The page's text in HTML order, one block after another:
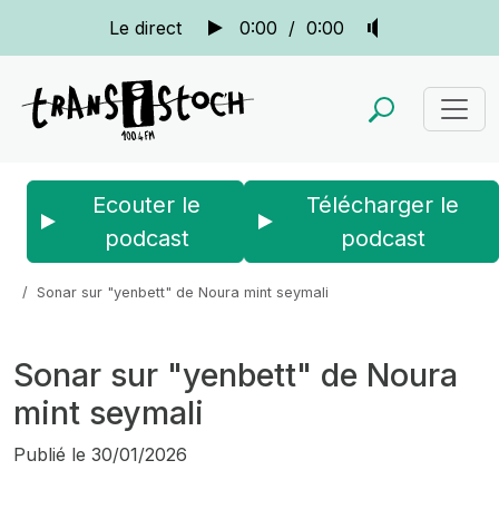
Le direct 0:00 / 0:00
Ecouter le
podcast
Télécharger le
podcast
Sonar sur "yenbett" de Noura mint seymali
Sonar sur "yenbett" de Noura
mint seymali
Publié le 30/01/2026